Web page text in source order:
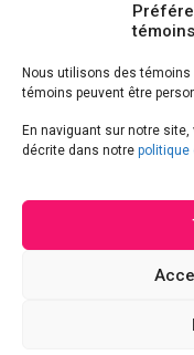
témoins
Nous utilisons des témoins
témoins peuvent être
En naviguant sur notre
décrite dans notre politique
©